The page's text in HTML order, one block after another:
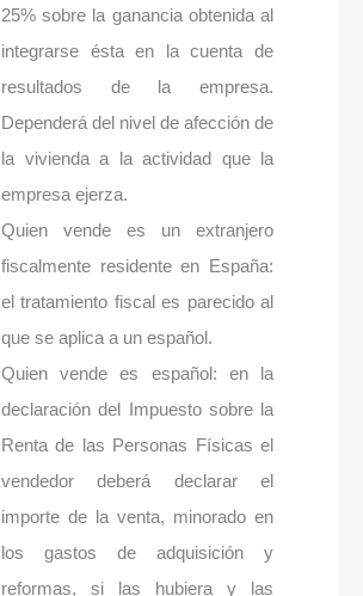
25% sobre la ganancia obtenida al
integrarse ésta en la cuenta de
resultados de la empresa.
Dependerá del nivel de afección de
la vivienda a la actividad que la
empresa ejerza.
Quien vende es un extranjero
fiscalmente residente en España:
el tratamiento fiscal es parecido al
que se aplica a un español.
Quien vende es español: en la
declaración del Impuesto sobre la
Renta de las Personas Físicas el
vendedor deberá declarar el
importe de la venta, minorado en
los gastos de adquisición y
reformas, si las hubiera y las